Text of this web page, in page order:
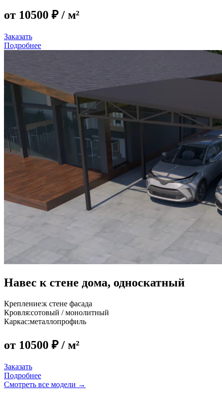
от 10500 ₽ / м²
Заказать
Подробнее
Навес к стене дома, односкатный
Крепление:к стене фасада
Кровля:сотовый / монолитный
Каркас:металлопрофиль
от 10500 ₽ / м²
Заказать
Подробнее
Смотреть все модели →